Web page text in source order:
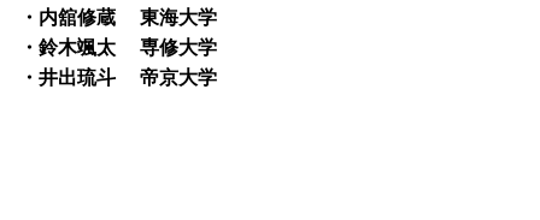
・内舘修蔵 東海大学
・鈴木颯太 専修大学
・井出琉斗 帝京大学